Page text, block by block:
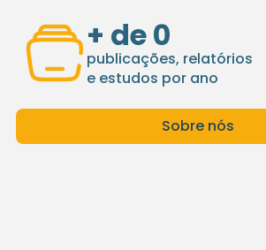
publicações, relatórios
e estudos por ano
+ de 0
Sobre nós